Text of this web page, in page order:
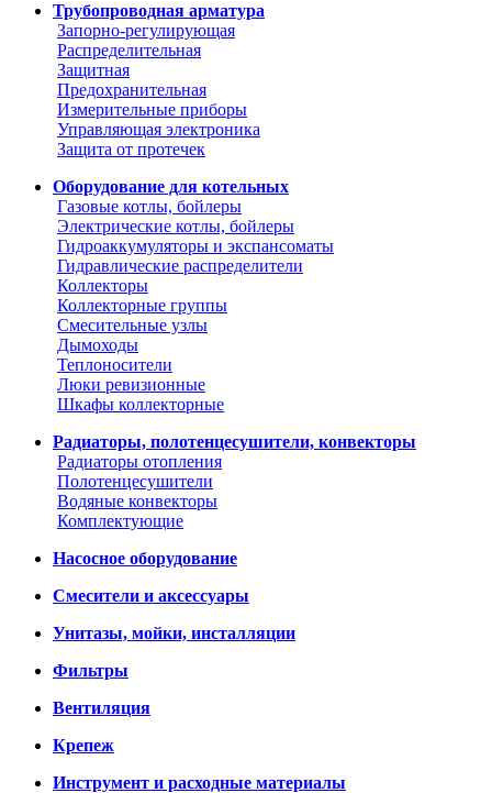
Трубопроводная арматура
Запорно-регулирующая
Распределительная
Защитная
Предохранительная
Измерительные приборы
Управляющая электроника
Защита от протечек
Оборудование для котельных
Газовые котлы, бойлеры
Электрические котлы, бойлеры
Гидроаккумуляторы и экспансоматы
Гидравлические распределители
Коллекторы
Коллекторные группы
Смесительные узлы
Дымоходы
Теплоносители
Люки ревизионные
Шкафы коллекторные
Радиаторы, полотенцесушители, конвекторы
Радиаторы отопления
Полотенцесушители
Водяные конвекторы
Комплектующие
Насосное оборудование
Смесители и аксессуары
Унитазы, мойки, инсталляции
Фильтры
Вентиляция
Крепеж
Инструмент и расходные материалы